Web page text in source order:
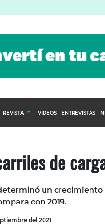
REVISTA VIDEOS ENTREVISTAS
de
un crecimiento
con 2019.
del 2021